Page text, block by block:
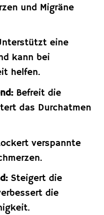
und Migräne
eine
kann bei
helfen.
Befreit die
das Durchatmen
verspannte
Steigert die
die